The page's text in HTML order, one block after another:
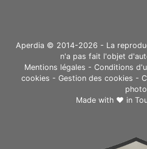
Aperdia © 2014-2026 - La
n'a pas fait l'objet
Mentions légales - Conditions
cookies - Gestion des cookies -
photo
Made with ❤ in